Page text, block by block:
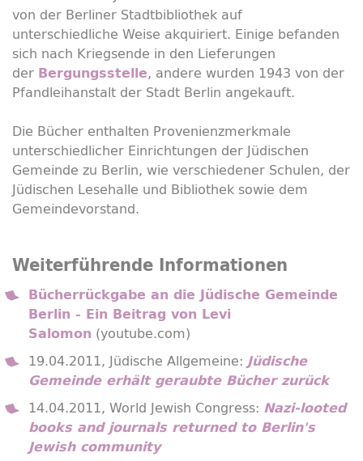
von der Berliner Stadtbibliothek auf
unterschiedliche Weise akquiriert. Einige befanden
sich nach Kriegsende in den Lieferungen
der Bergungsstelle, andere wurden 1943 von der
Pfandleihanstalt der Stadt Berlin angekauft.
Die Bücher enthalten Provenienzmerkmale
unterschiedlicher Einrichtungen der Jüdischen
Gemeinde zu Berlin, wie verschiedener Schulen, der
Jüdischen Lesehalle und Bibliothek sowie dem
Gemeindevorstand.
Weiterführende Informationen
Bücherrückgabe an die Jüdische Gemeinde
Berlin - Ein Beitrag von Levi
Salomon (youtube.com)
19.04.2011, Jüdische Allgemeine:Jüdische
Gemeinde erhält geraubte Bücher zurück
14.04.2011, World Jewish Congress: Nazi-looted
books and journals returned to Berlin's
Jewish community